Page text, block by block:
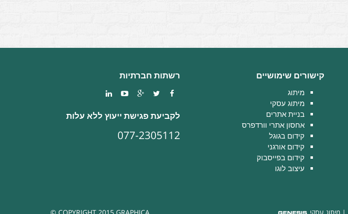
קישורים שימושיים
מיתוג
מיתוג עסקי
בניית אתרים
אחסון אתרי וורדפרס
קידום בגוגל
קידום אורגני
קידום בפייסבוק
עיצוב לוגו
רשתות חברתיות
לקביעת פגישת ייעוץ ללא עלות
077-2305112